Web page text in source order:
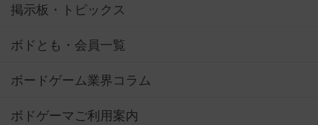
掲示板・トピックス
ボドとも・会員一覧
ボードゲーム業界コラム
ボドゲーマご利用案内